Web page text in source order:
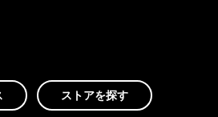
ストアを探す